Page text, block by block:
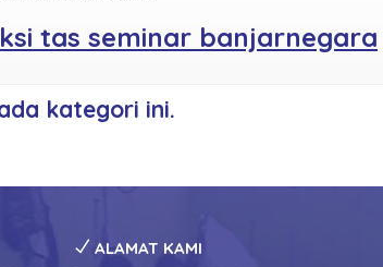
tas seminar banjarnegara
kategori ini.
ALAMAT KAMI